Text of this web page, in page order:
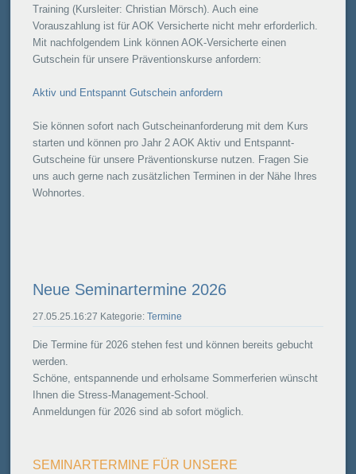
Training (Kursleiter: Christian Mörsch). Auch eine
Vorauszahlung ist für AOK Versicherte nicht mehr erforderlich.
Mit nachfolgendem Link können AOK-Versicherte einen
Gutschein für unsere Präventionskurse anfordern:
Aktiv und Entspannt Gutschein anfordern
Sie können sofort nach Gutscheinanforderung mit dem Kurs
starten und können pro Jahr 2 AOK Aktiv und Entspannt-
Gutscheine für unsere Präventionskurse nutzen. Fragen Sie
uns auch gerne nach zusätzlichen Terminen in der Nähe Ihres
Wohnortes.
Neue Seminartermine 2026
27.05.25.16:27 Kategorie:Termine
Die Termine für 2026 stehen fest und können bereits gebucht
werden.
Schöne, entspannende und erholsame Sommerferien wünscht
Ihnen die Stress-Management-School.
Anmeldungen für 2026 sind ab sofort möglich.
SEMINARTERMINE FÜR UNSERE